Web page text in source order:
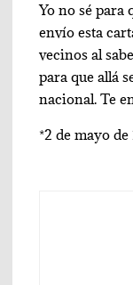
Yo no sé para
envío esta
vecinos al
para que allá
nacional. Te
*2 de mayo de